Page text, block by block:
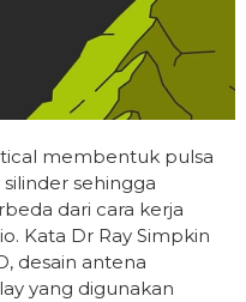
membentuk pulsa
sehingga
dari cara kerja
Kata Dr Ray Simpkin
desain antena
yang digunakan